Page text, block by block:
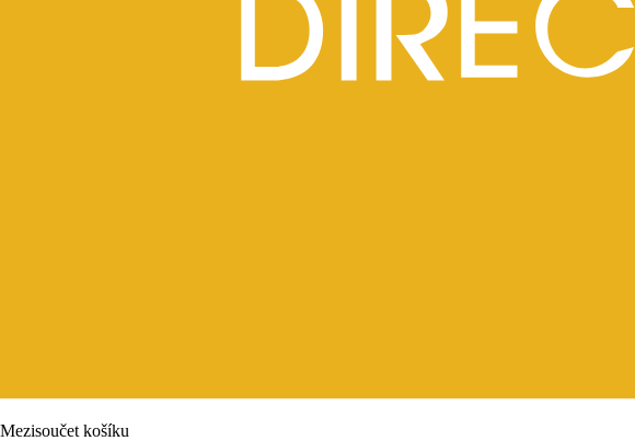
Mezisoučet košíku